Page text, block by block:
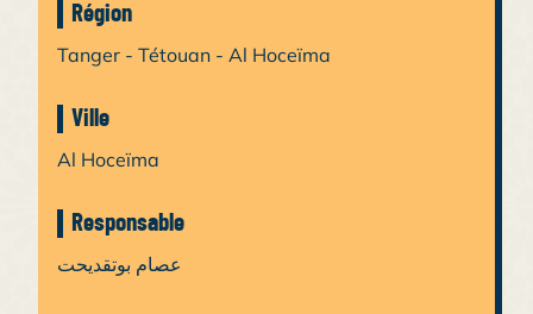
Région
Tanger - Tétouan - Al Hoceïma
Ville
Al Hoceïma
Responsable
عصام بوتقديحت